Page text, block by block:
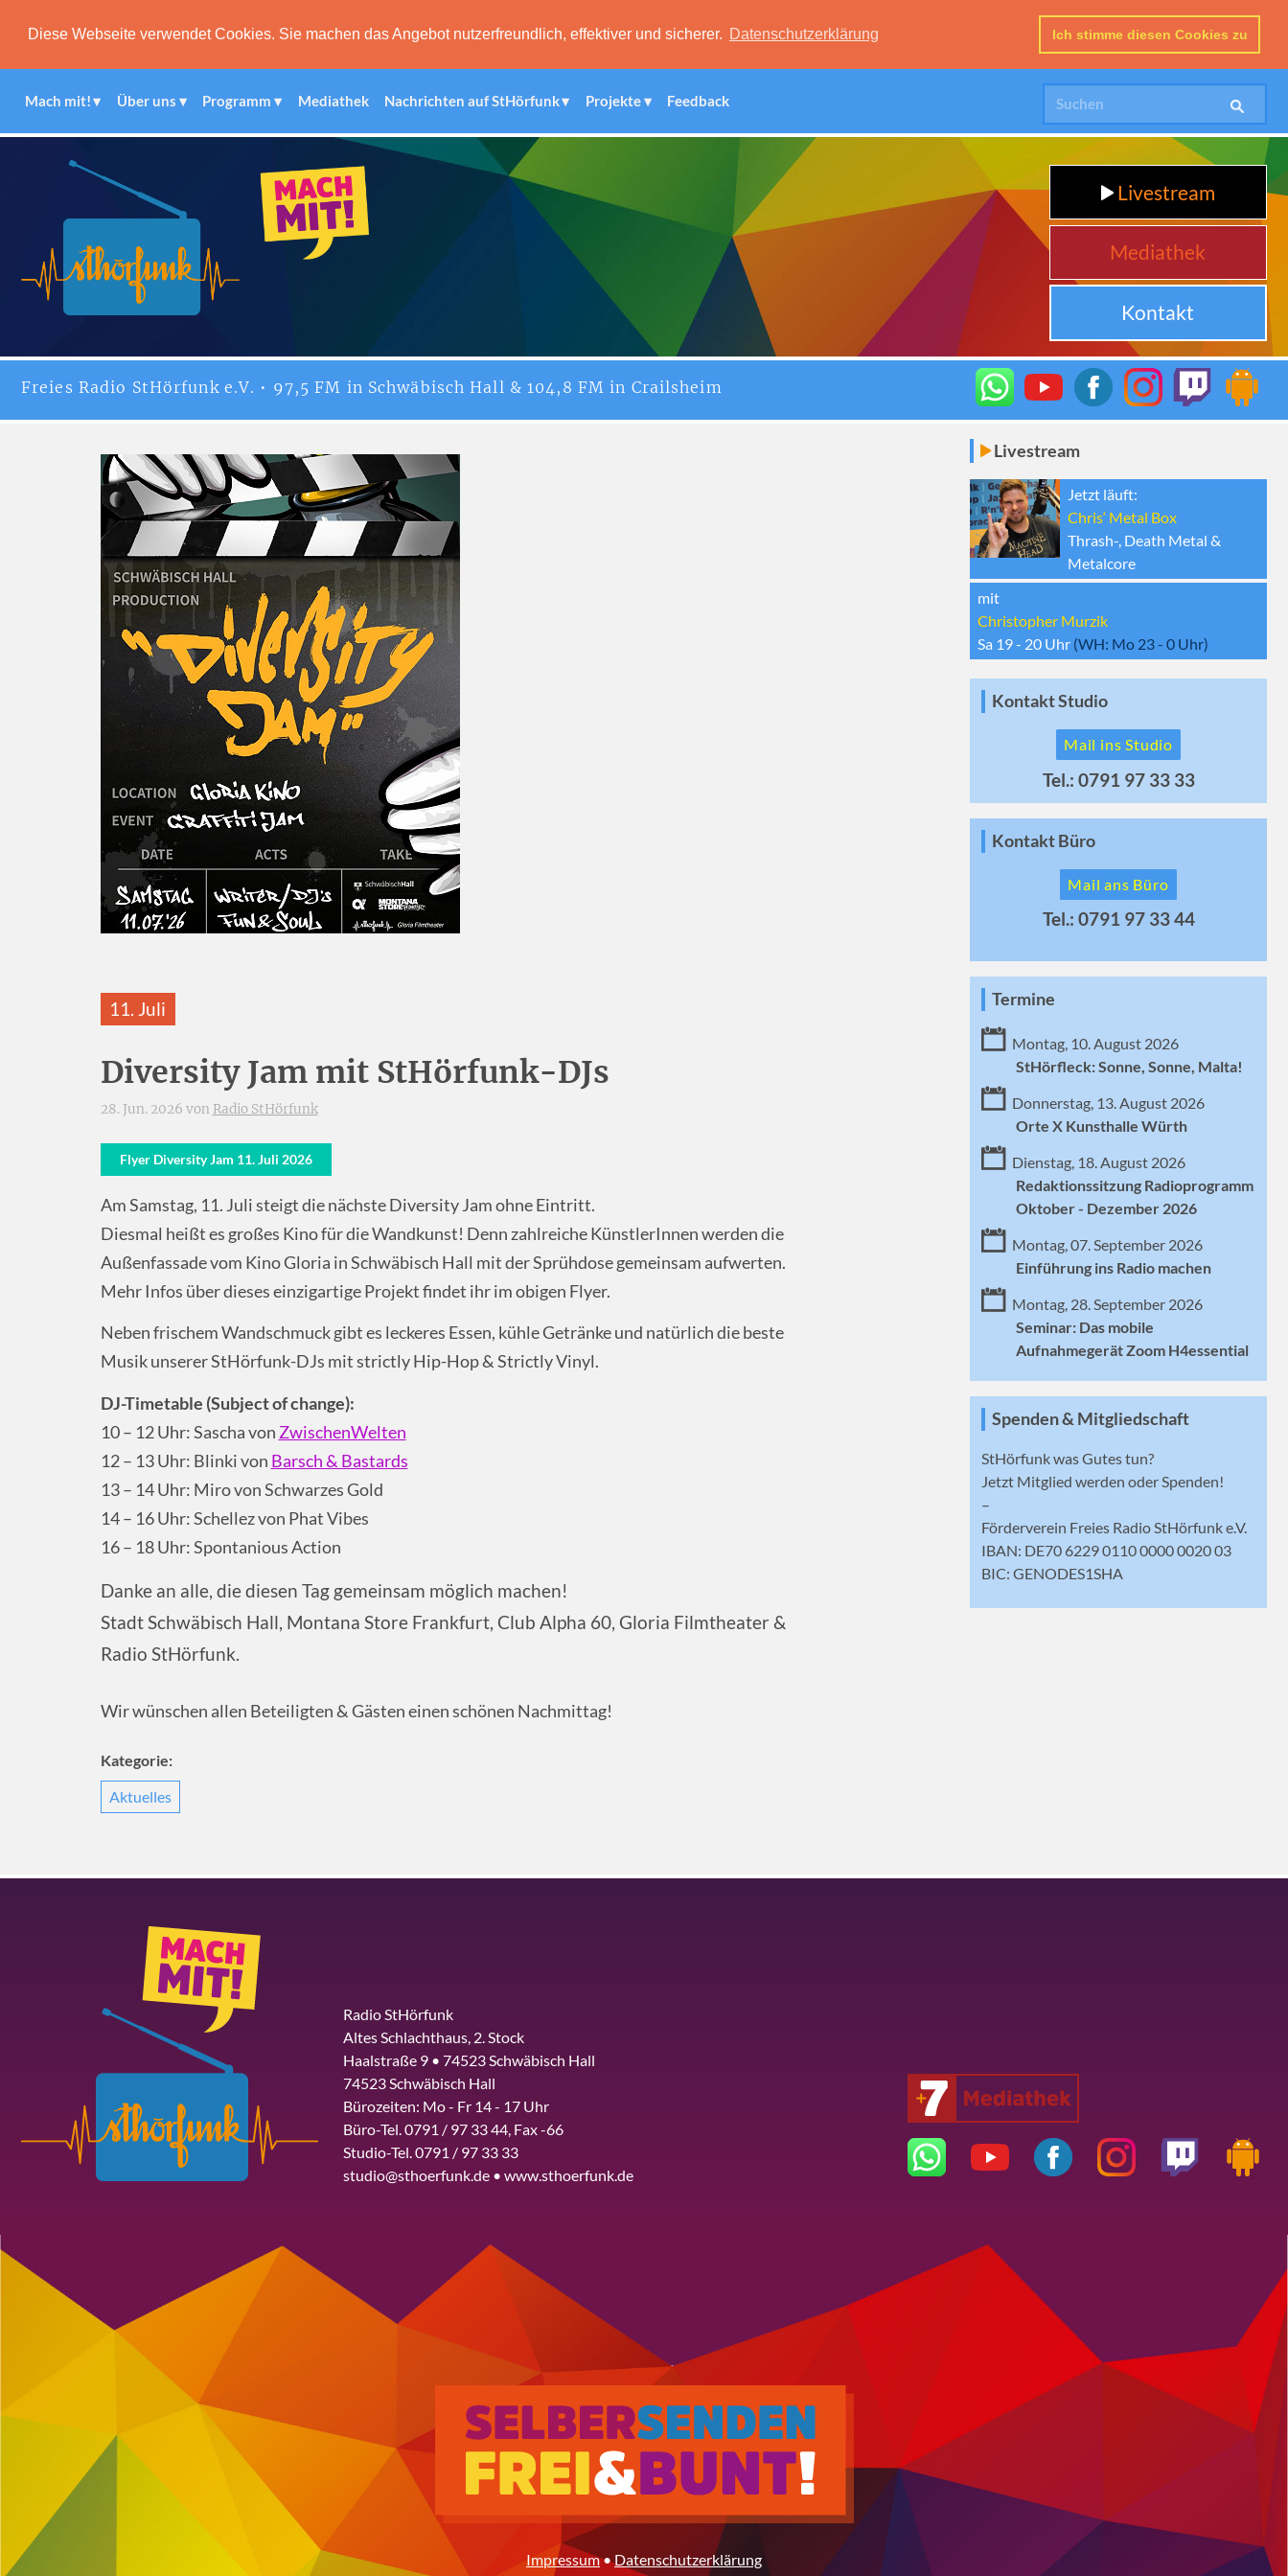
Diese Webseite verwendet Cookies. Sie machen das Angebot nutzerfreundlich, effektiver und sicherer. Datenschutzerklärung Ich stimme diesen Cookies zu
Mach mit! Über uns Programm Mediathek Nachrichten auf StHörfunk Projekte Feedback
Livestream
Mediathek
Kontakt
Freies Radio StHörfunke.V. • 97,5 FM in Schwäbisch Hall & 104,8 FM in Crailsheim
11. Juli
Diversity Jam mit StHörfunk-DJs
28. Jun. 2026 von Radio StHörfunk
Flyer Diversity Jam 11. Juli 2026
Am Samstag, 11. Juli steigt die nächste Diversity Jam ohne Eintritt.
Diesmal heißt es großes Kino für die Wandkunst! Denn zahlreiche KünstlerInnen werden die
Außenfassade vom Kino Gloria in Schwäbisch Hall mit der Sprühdose gemeinsam aufwerten.
Mehr Infos über dieses einzigartige Projekt findet ihr im obigen Flyer.
Neben frischem Wandschmuck gibt es leckeres Essen, kühle Getränke und natürlich die beste
Musik unserer StHörfunk-DJs mit strictly Hip-Hop & Strictly Vinyl.
DJ-Timetable (Subject of change):
10 – 12 Uhr: Sascha von ZwischenWelten
12 – 13 Uhr: Blinki von Barsch & Bastards
13 – 14 Uhr: Miro von Schwarzes Gold
14 – 16 Uhr: Schellez von Phat Vibes
16 – 18 Uhr: Spontanious Action
Danke an alle, die diesen Tag gemeinsam möglich machen!
Stadt Schwäbisch Hall, Montana Store Frankfurt, Club Alpha 60, Gloria Filmtheater &
Radio StHörfunk.
Wir wünschen allen Beteiligten & Gästen einen schönen Nachmittag!
Kategorie:
Aktuelles
Livestream
Jetzt läuft:
Chris‘ Metal Box
Thrash-, Death Metal &
Metalcore
mit
Christopher Murzik
Sa 19 - 20 Uhr (WH: Mo 23 - 0 Uhr)
Kontakt Studio
Mail ins Studio
Tel.: 0791 97 33 33
Kontakt Büro
Mail ans Büro
Tel.: 0791 97 33 44
Termine
Montag, 10. August 2026
StHörfleck: Sonne, Sonne, Malta!
Donnerstag, 13. August 2026
Orte X Kunsthalle Würth
Dienstag, 18. August 2026
Redaktionssitzung Radioprogramm
Oktober - Dezember 2026
Montag, 07. September 2026
Einführung ins Radio machen
Montag, 28. September 2026
Seminar: Das mobile
Aufnahmegerät Zoom H4essential
Spenden & Mitgliedschaft
StHörfunk was Gutes tun?
Jetzt Mitglied werden oder Spenden!
–
Förderverein Freies Radio StHörfunk e.V.
IBAN: DE70 6229 0110 0000 0020 03
BIC: GENODES1SHA
Radio StHörfunk
Altes Schlachthaus, 2. Stock
Haalstraße 9 • 74523 Schwäbisch Hall
74523 Schwäbisch Hall
Bürozeiten: Mo - Fr 14 - 17 Uhr
Büro-Tel. 0791 / 97 33 44, Fax -66
Studio-Tel. 0791 / 97 33 33
studio@sthoerfunk.de • www.sthoerfunk.de
Impressum•Datenschutzerklärung